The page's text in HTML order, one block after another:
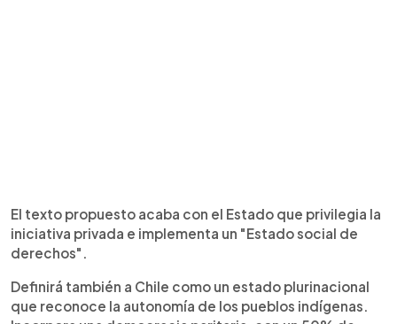
El texto propuesto acaba con el Estado que privilegia la
iniciativa privada e implementa un "Estado social de
derechos".
Definirá también a Chile como un estado plurinacional
que reconoce la autonomía de los pueblos indígenas.